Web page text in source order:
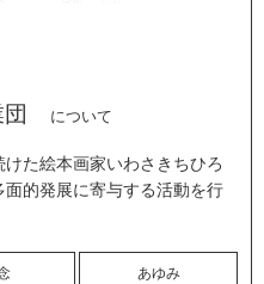
団 について
た絵本画家いわさきちひろ
的発展に寄与する活動を行
あゆみ